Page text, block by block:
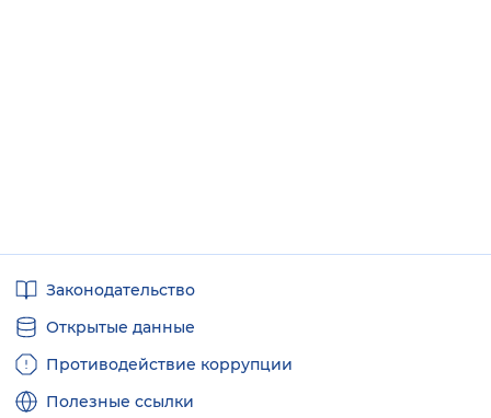
ссылкиЗаконодательство
Открытые данные
Противодействие коррупции
Полезные ссылки